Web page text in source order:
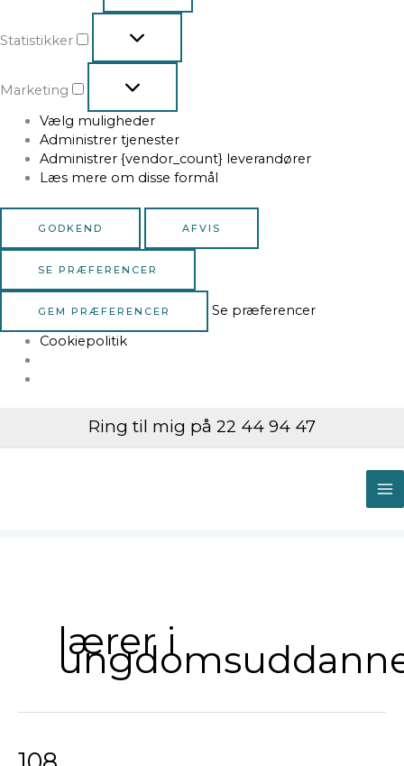
Statistikker
Marketing
Vælg muligheder
Administrer tjenester
Administrer {vendor_count} leverandører
Læs mere om disse formål
GODKEND AFVIS
SE PRÆFERENCER
GEM PRÆFERENCER
Se præferencer
Cookiepolitik
Ring til mig på 22 44 94 47
lærer i
108